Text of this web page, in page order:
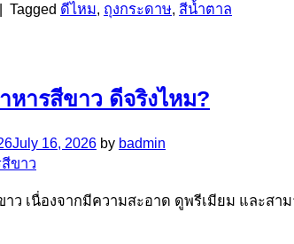
| Tagged ดีไหม, ถุงกระดาษ, สีน้ำตาล
หารสีขาว ดีจริงไหม?
July 16, 2026 by badmin
าว เนื่องจากมีความสะอาด ดูพรีเมียม และสา